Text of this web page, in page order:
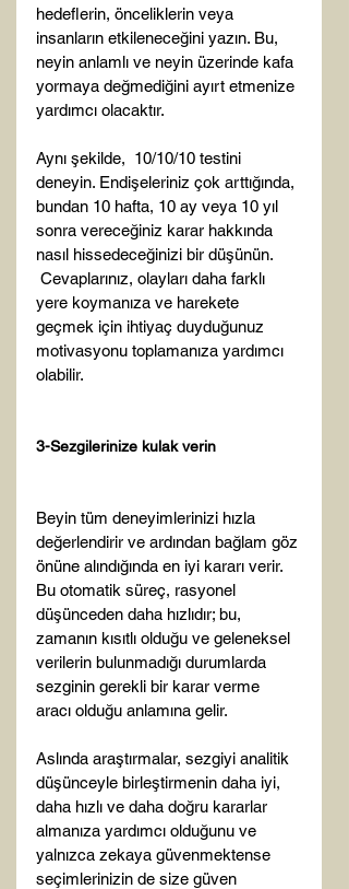
hedeflerin, önceliklerin veya
insanların etkileneceğini yazın. Bu,
neyin anlamlı ve neyin üzerinde kafa
yormaya değmediğini ayırt etmenize
yardımcı olacaktır.
Aynı şekilde,  10/10/10 testini
deneyin. Endişeleriniz çok arttığında,
bundan 10 hafta, 10 ay veya 10 yıl
sonra vereceğiniz karar hakkında
nasıl hissedeceğinizi bir düşünün.
Cevaplarınız, olayları daha farklı
yere koymanıza ve harekete
geçmek için ihtiyaç duyduğunuz
motivasyonu toplamanıza yardımcı
olabilir.
3-Sezgilerinize kulak verin
Beyin tüm deneyimlerinizi hızla
değerlendirir ve ardından bağlam göz
önüne alındığında en iyi kararı verir.
Bu otomatik süreç, rasyonel
düşünceden daha hızlıdır; bu,
zamanın kısıtlı olduğu ve geleneksel
verilerin bulunmadığı durumlarda
sezginin gerekli bir karar verme
aracı olduğu anlamına gelir.
Aslında araştırmalar, sezgiyi analitik
düşünceyle birleştirmenin daha iyi,
daha hızlı ve daha doğru kararlar
almanıza yardımcı olduğunu ve
yalnızca zekaya güvenmektense
seçimlerinizin de size güven